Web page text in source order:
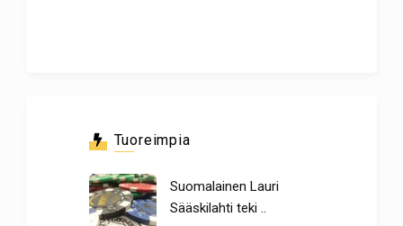
Tuoreimpia
Suomalainen Lauri
Sääskilahti teki ..